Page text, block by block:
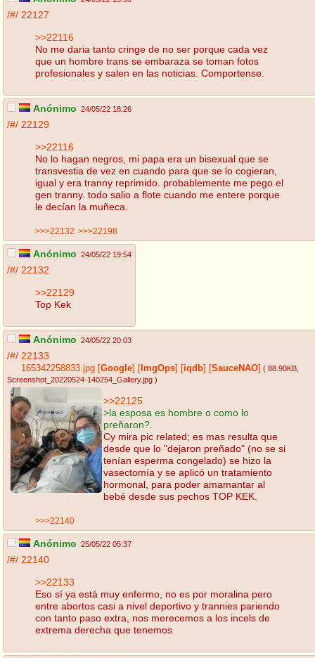
/#/ 22127
>>22116
No me daria tanto cringe de no ser porque cada vez
que un hombre trans se embaraza se toman fotos
profesionales y salen en las noticias. Comportense.
Anónimo 24/05/22 18:26
/#/ 22129
>>22116
No lo hagan negros, mi papa era un bisexual que se
transvestia de vez en cuando para que se lo cogieran,
igual y era tranny reprimido. probablemente me pego el
gen tranny. todo salio a flote cuando me entere porque
le decían la muñeca.
>>>22132 >>>22198
Anónimo 24/05/22 19:54
/#/ 22132
>>22129
Top Kek
Anónimo 24/05/22 20:03
/#/ 22133
165342258833.jpg Google ImgOps iqdb SauceNAO ( 88.90KB
Screenshot_20220524-140254_Gallery.jpg )
>>22125
>la esposa es hombre o como lo
preñaron?.
Cy mira pic related; es mas resulta que
desde que lo "dejaron preñado" (no se si
tenían esperma congelado) se hizo la
vasectomía y se aplicó un tratamiento
hormonal, para poder amamantar al
bebé desde sus pechos TOP KEK.
>>>22140
Anónimo 25/05/22 05:37
/#/ 22140
>>22133
Eso sí ya está muy enfermo, no es por moralina pero
entre abortos casi a nivel deportivo y trannies pariendo
con tanto paso extra, nos merecemos a los incels de
extrema derecha que tenemos